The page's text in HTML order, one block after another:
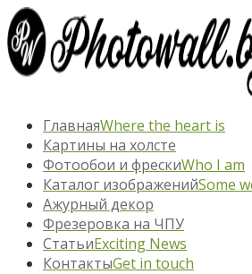
ГлавнаяWhere the heart is
Картины на холсте
Фотообои и фрескиWho I am
Каталог изображенийSome
Ажурный декор
Фрезеровка на ЧПУ
СтатьиExciting News
КонтактыGet in touch